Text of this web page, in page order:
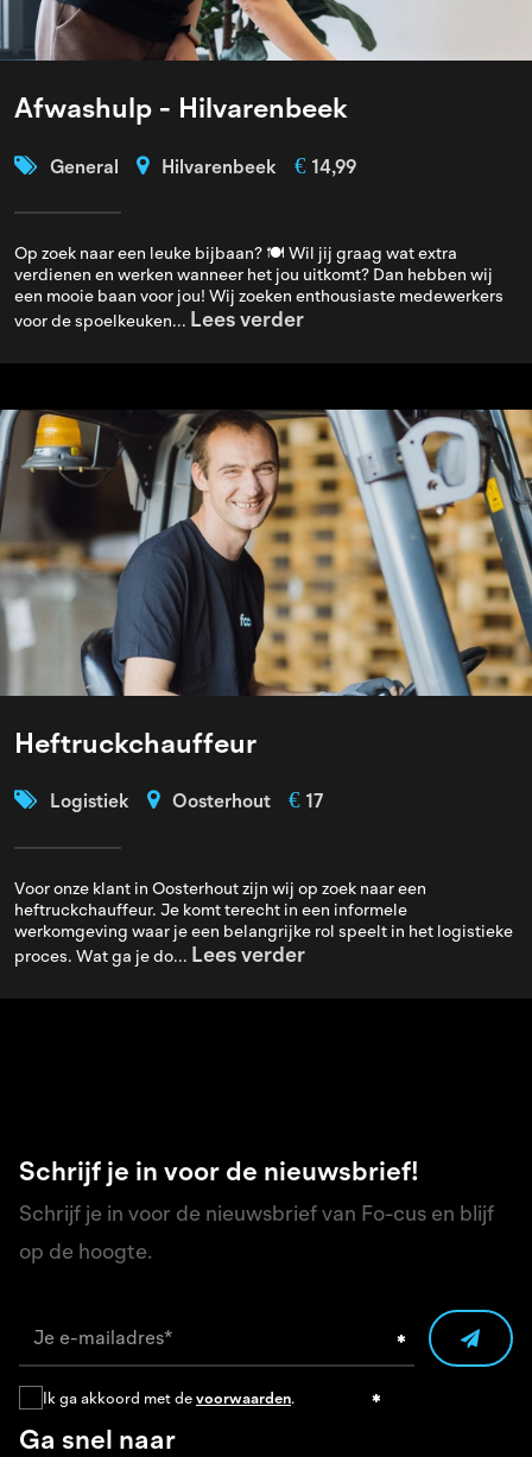
Afwashulp - Hilvarenbeek
General Hilvarenbeek € 14,99
Op zoek naar een leuke bijbaan? 🍽️ Wil jij graag wat extra
verdienen en werken wanneer het jou uitkomt? Dan hebben wij
een mooie baan voor jou! Wij zoeken enthousiaste medewerkers
voor de spoelkeuken... Lees verder
Heftruckchauffeur
Logistiek Oosterhout € 17
Voor onze klant in Oosterhout zijn wij op zoek naar een
heftruckchauffeur. Je komt terecht in een informele
werkomgeving waar je een belangrijke rol speelt in het logistieke
proces. Wat ga je do... Lees verder
Schrijf je in voor de nieuwsbrief!
Schrijf je in voor de nieuwsbrief van Fo-cus en blijf
op de hoogte.
Ik ga akkoord met de voorwaarden.
Ga snel naar